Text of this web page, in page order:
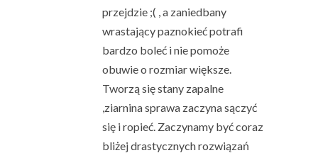
przejdzie ;( , a zaniedbany
wrastający paznokieć potrafi
bardzo boleć i nie pomoże
obuwie o rozmiar większe.
Tworzą się stany zapalne
,ziarnina sprawa zaczyna sączyć
się i ropieć. Zaczynamy być coraz
bliżej drastycznych rozwiązań